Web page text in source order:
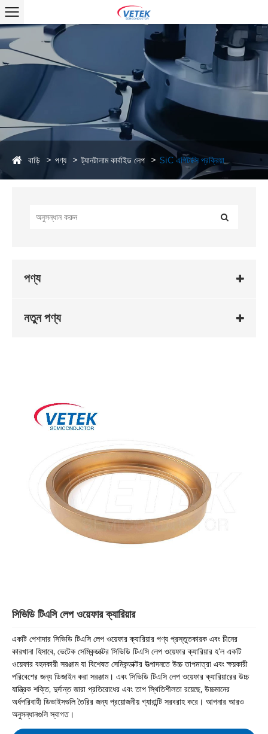
বাড়ি পণ্য ট্যানটালাম কার্বাইড লেপ SiC এপিটাক্সি প্রক্রিয়া
পণ্য
নতুন পণ্য
সিভিডি টিএসি লেপ ওয়েফার ক্যারিয়ার
একটি পেশাদার সিভিডি টিএসি লেপ ওয়েফার ক্যারিয়ার পণ্য প্রস্তুতকারক এবং চীনের
কারখানা হিসাবে, ভেটেক সেমিকন্ডাক্টর সিভিডি টিএসি লেপ ওয়েফার ক্যারিয়ার হ'ল একটি
ওয়েফার বহনকারী সরঞ্জাম যা বিশেষত সেমিকন্ডাক্টর উত্পাদনতে উচ্চ তাপমাত্রা এবং ক্ষয়কারী
পরিবেশের জন্য ডিজাইন করা সরঞ্জাম। এবং সিভিডি টিএসি লেপ ওয়েফার ক্যারিয়ারের উচ্চ
যান্ত্রিক শক্তি, দুর্দান্ত জারা প্রতিরোধের এবং তাপ স্থিতিশীলতা রয়েছে, উচ্চমানের
অর্ধপরিবাহী ডিভাইসগুলি তৈরির জন্য প্রয়োজনীয় গ্যারান্টি সরবরাহ করে। আপনার আরও
অনুসন্ধানগুলি স্বাগত।